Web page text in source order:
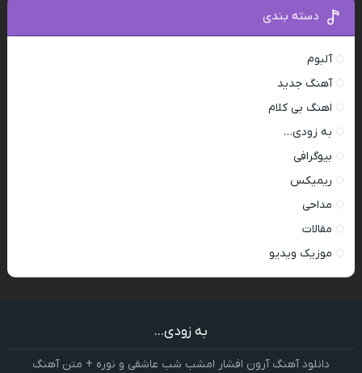
دسته بندی
آلبوم
آهنگ جدید
اهنگ بی کلام
به زودی…
بیوگرافی
ریمیکس
مداحی
مقالات
موزیک ویدیو
به زودی...
دانلود آهنگ آرون افشار امشب شب عاشقی و نوره + متن آهنگ